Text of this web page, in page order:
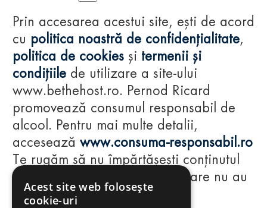
Prin accesarea acestui site, ești de acord
cu politica noastră de confidențialitate,
politica de cookies și termenii și
condițiile de utilizare a site-ului
www.bethehost.ro. Pernod Ricard
promovează consumul responsabil de
alcool. Pentru mai multe detalii,
accesează www.consuma-responsabil.ro
Te rugăm să nu împărtășești conținutul
acestui website cu persoane care nu au
împlinit vârsta de 18 ani.
Acest site web folosește
cookie-uri